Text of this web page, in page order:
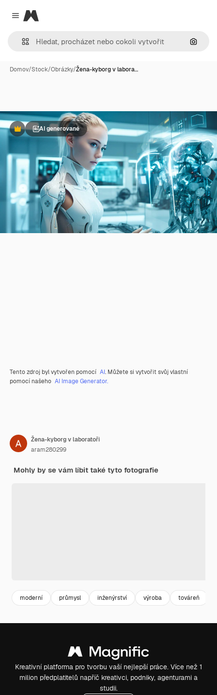
Close menu
Magnific
Hledat
Domov/Stock/Obrázky/Žena-kyborg v labora…
PremiumAI generované
Tento zdroj byl vytvořen pomocí AI. Můžete si vytvořit svůj vlastní
pomocí našeho AI Image Generator.
Žena-kyborg v laboratoři
aram280299
Mohly by se vám líbit také tyto fotografie
moderní průmysl inženýrství výroba továreň
Kreativní platforma pro tvorbu vaší nejlepší práce. Více než 1
milion předplatitelů napříč kreativci, podniky, agenturami a
studii.